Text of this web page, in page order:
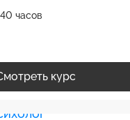
часов
курс